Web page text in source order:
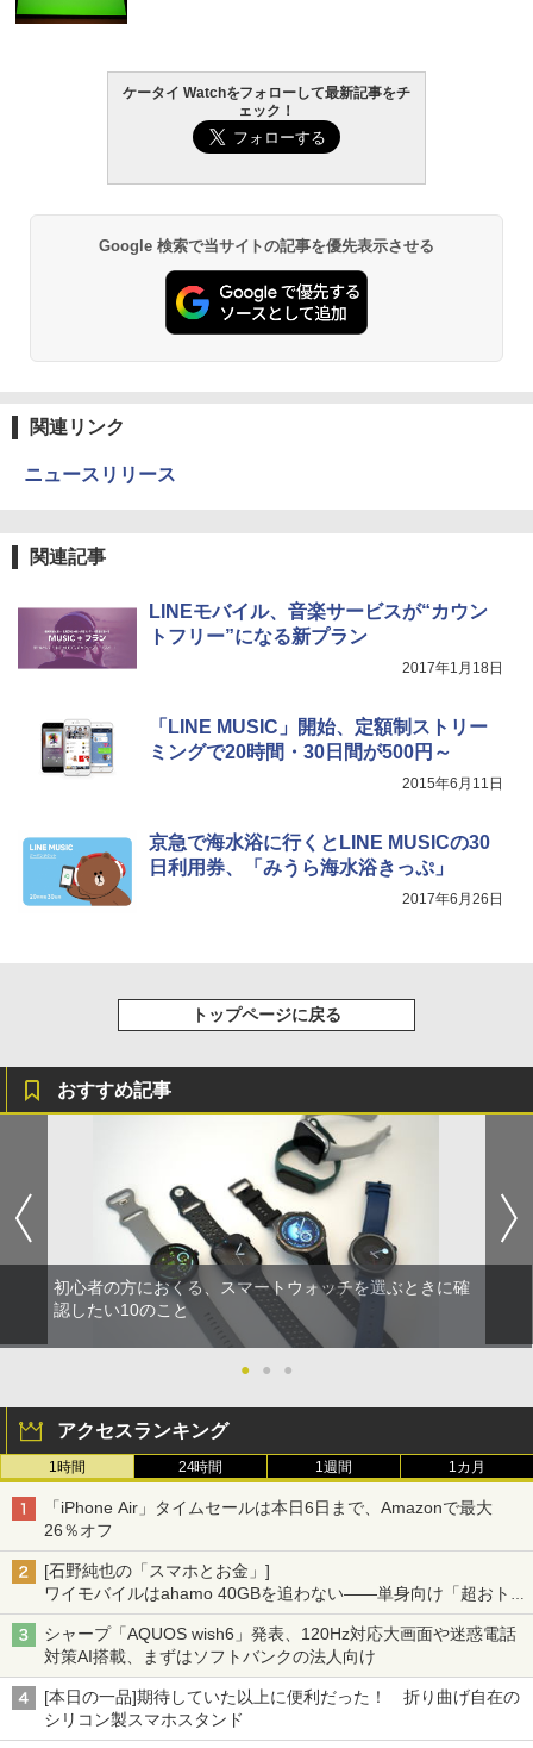
ケータイ Watchをフォローして最新記事をチ
ェック！
Google 検索で当サイトの記事を優先表示させる
関連リンク
ニュースリリース
関連記事
LINEモバイル、音楽サービスが“カウン
トフリー”になる新プラン
2017年1月18日
「LINE MUSIC」開始、定額制ストリー
ミングで20時間・30日間が500円～
2015年6月11日
京急で海水浴に行くとLINE MUSICの30
日利用券、「みうら海水浴きっぷ」
2017年6月26日
トップページに戻る
おすすめ記事
初心者の方におくる、スマートウォッチを選ぶときに確
認したい10のこと
● ● ●
アクセスランキング
1時間 24時間 1週間 1カ月
「iPhone Air」タイムセールは本日6日まで、Amazonで最大
26％オフ
[石野純也の「スマホとお金」]
ワイモバイルはahamo 40GBを追わない――単身向け「超おトク
割」の安さと1年限定の注意点
シャープ「AQUOS wish6」発表、120Hz対応大画面や迷惑電話
対策AI搭載、まずはソフトバンクの法人向け
[本日の一品]期待していた以上に便利だった！ 折り曲げ自在の
シリコン製スマホスタンド